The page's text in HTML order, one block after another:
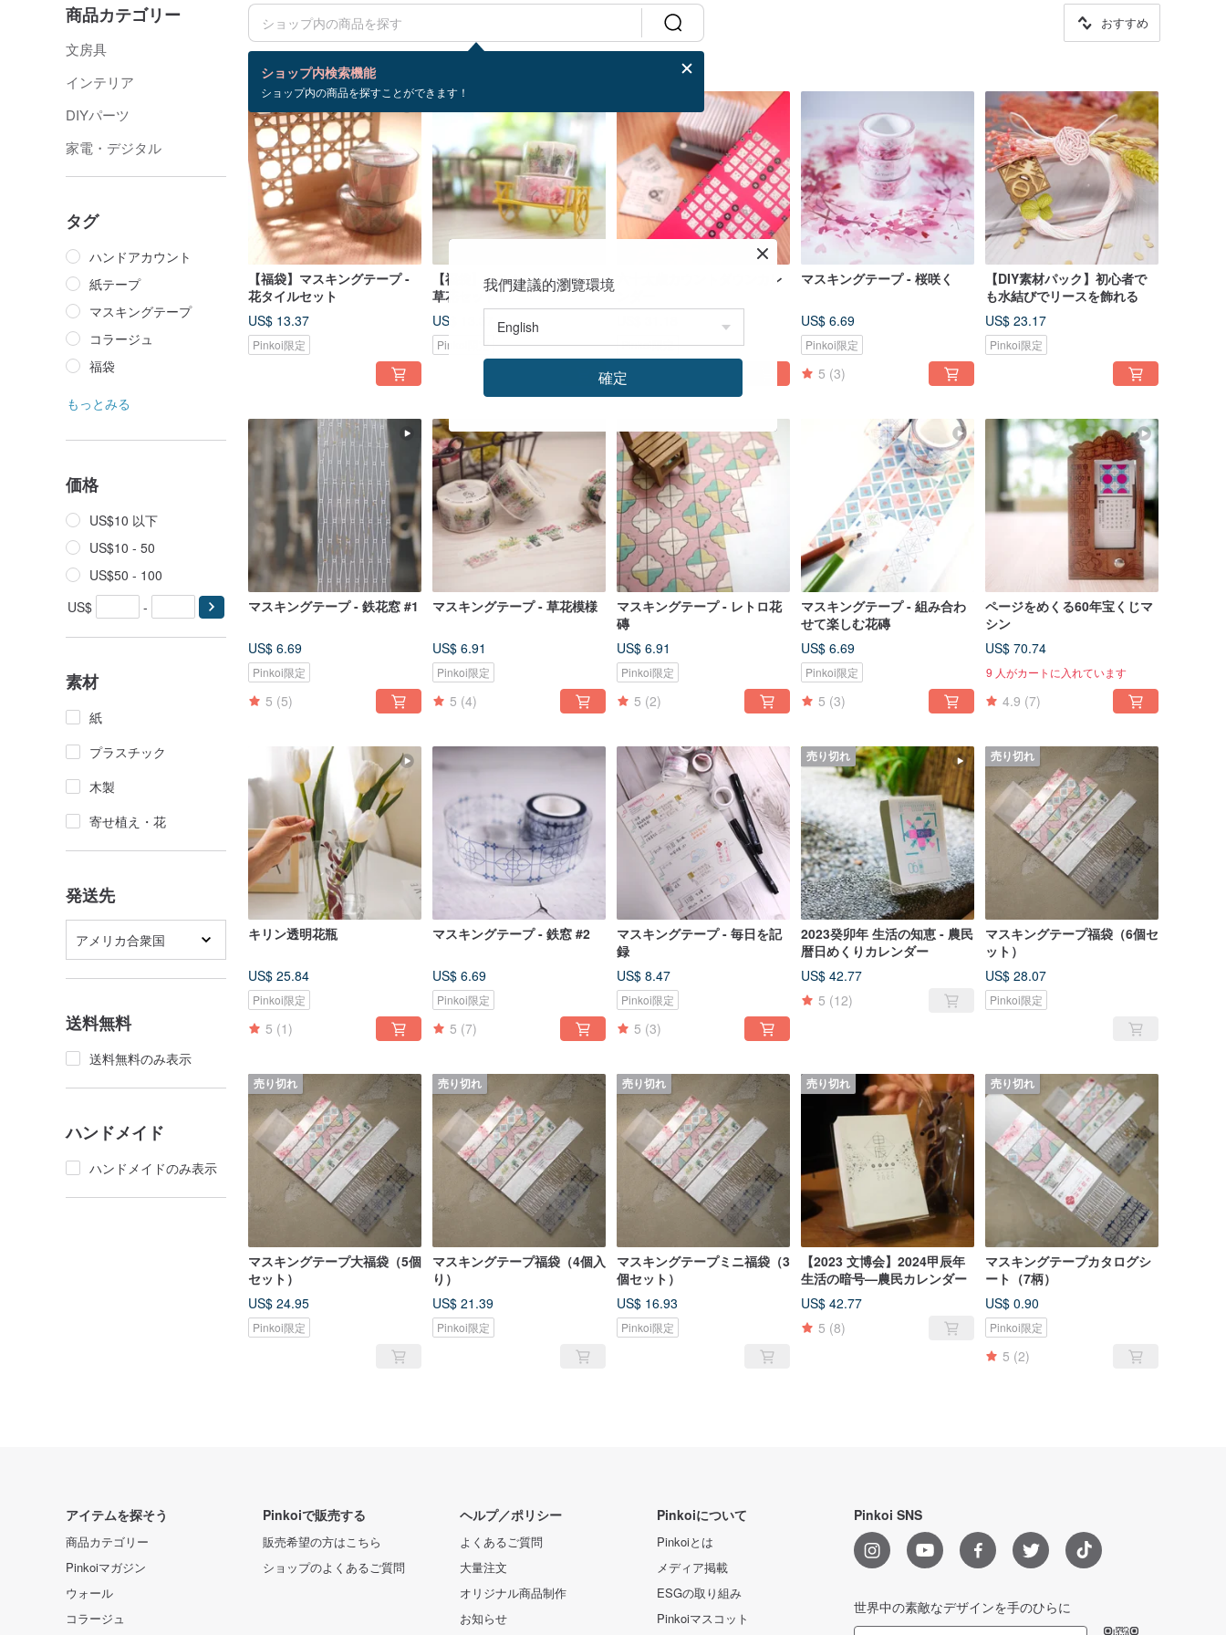
商品カテゴリー
文房具
インテリア
DIYパーツ
家電・デジタル
タグ
ハンドアカウント
紙テープ
マスキングテープ
コラージュ
福袋
もっとみる
価格
US$10 以下
US$10 - 50
US$50 - 100
US$
-
素材
紙
プラスチック
木製
寄せ植え・花
発送先
アメリカ合衆国
送料無料
送料無料のみ表示
ハンドメイド
ハンドメイドのみ表示
ショップ内検索機能
ショップ内の商品を探すことができます！
おすすめ
検索結果：20 件
【福袋】マスキングテープ -
花タイルセット
US$ 13.37
Pinkoi限定
【福袋】マスキングテープ -
草花セット
US$ 13.37
Pinkoi限定
六十太歳カウントダウンカレ
Pinkoi限定
マスキングテープ - 桜咲く
US$ 6.69
Pinkoi限定
5 (3)
【DIY素材パック】初心者で
も水結びでリースを飾れる
US$ 23.17
Pinkoi限定
マスキングテープ - 鉄花窓 #1
US$ 6.69
Pinkoi限定
5 (5)
マスキングテープ - 草花模様
US$ 6.91
Pinkoi限定
5 (4)
マスキングテープ - レトロ花
磚
US$ 6.91
Pinkoi限定
5 (2)
マスキングテープ - 組み合わ
せて楽しむ花磚
US$ 6.69
Pinkoi限定
5 (3)
ページをめくる60年宝くじマ
シン
US$ 70.74
9 人がカートに入れています
4.9 (7)
キリン透明花瓶
US$ 25.84
Pinkoi限定
5 (1)
マスキングテープ - 鉄窓 #2
US$ 6.69
Pinkoi限定
5 (7)
マスキングテープ - 毎日を記
録
US$ 8.47
Pinkoi限定
5 (3)
売り切れ
2023癸卯年 生活の知恵 - 農民
暦日めくりカレンダー
US$ 42.77
5 (12)
売り切れ
マスキングテープ福袋（6個セ
ット）
US$ 28.07
Pinkoi限定
売り切れ
マスキングテープ大福袋（5個
セット）
US$ 24.95
Pinkoi限定
売り切れ
マスキングテープ福袋（4個入
り）
US$ 21.39
Pinkoi限定
売り切れ
マスキングテープミニ福袋（3
個セット）
US$ 16.93
Pinkoi限定
売り切れ
【2023 文博会】2024甲辰年
生活の暗号—農民カレンダー
US$ 42.77
5 (8)
売り切れ
マスキングテープカタログシ
ート（7柄）
US$ 0.90
Pinkoi限定
5 (2)
アイテムを探そう
商品カテゴリー
Pinkoiマガジン
ウォール
コラージュ
Pinkoiで販売する
販売希望の方はこちら
ショップのよくあるご質問
ヘルプ／ポリシー
よくあるご質問
大量注文
オリジナル商品制作
お知らせ
Pinkoiについて
Pinkoiとは
メディア掲載
ESGの取り組み
Pinkoiマスコット
Pinkoi SNS
世界中の素敵なデザインを手のひらに
我們建議的瀏覽環境
確定